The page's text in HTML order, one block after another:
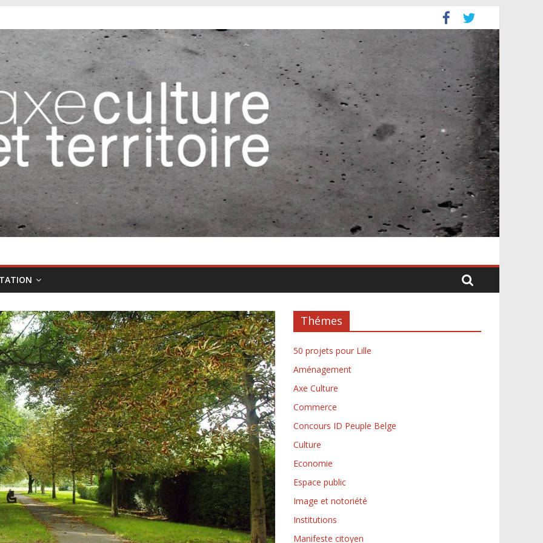
Thémes
50 projets pour Lille
Aménagement
Axe Culture
Commerce
Concours ID Peuple Belge
Culture
Economie
Espace public
Image et notoriété
Institutions
Manifeste citoyen